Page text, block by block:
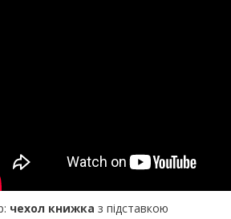
чехол книжка з підставкою